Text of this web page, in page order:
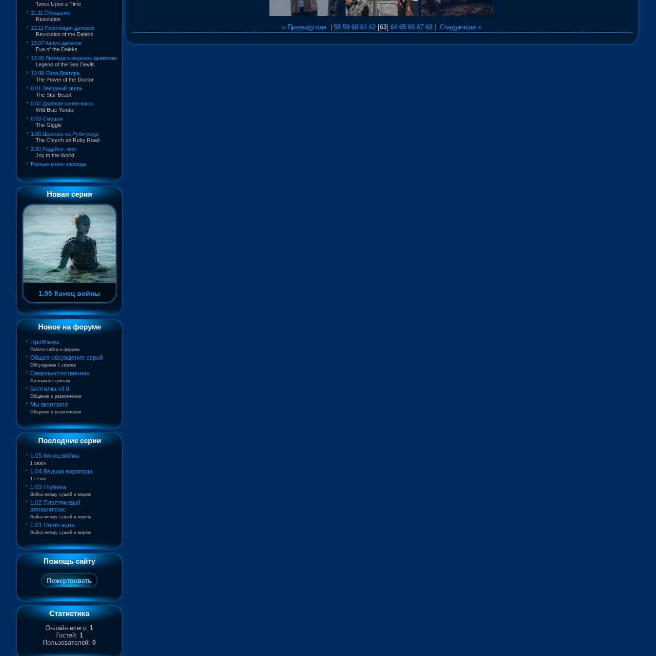
Twice Upon a Time
11.11 Обещание
Resolution
12.11 Революция далеков
Revolution of the Daleks
13.07 Канун далеков
Eve of the Daleks
13.08 Легенда о морских дьяволах
Legend of the Sea Devils
13.09 Сила Доктора
The Power of the Doctor
0.01 Звёздный зверь
The Star Beast
0.02 Далёкая синяя высь
Wild Blue Yonder
0.03 Смешок
The Giggle
1.00 Церковь на Руби-роуд
The Church on Ruby Road
2.00 Радуйся, мир
Joy to the World
Разные мини-эпизоды
Новая серия
1.05 Конец войны
Новое на форуме
Проблемы
Работа сайта и форума
Общее обсуждение серий
Обсуждение 1 сезона
Сверхъестественное
Фильмы и сериалы
Болталка v3.0
Общение и развлечения
Мы вконтакте
Общение и развлечения
Последние серии
1.05 Конец войны
1 сезон
1.04 Ведьма водопада
1 сезон
1.03 Глубина
Война между сушей и морем
1.02 Пластиковый
апокалипсис
Война между сушей и морем
1.01 Homo aqua
Война между сушей и морем
Помощь сайту
Статистика
Онлайн всего: 1
Гостей: 1
Пользователей: 0
« Предыдущая 58 59 60 61 62 [63] 64 65 66 67 68 Следующая »